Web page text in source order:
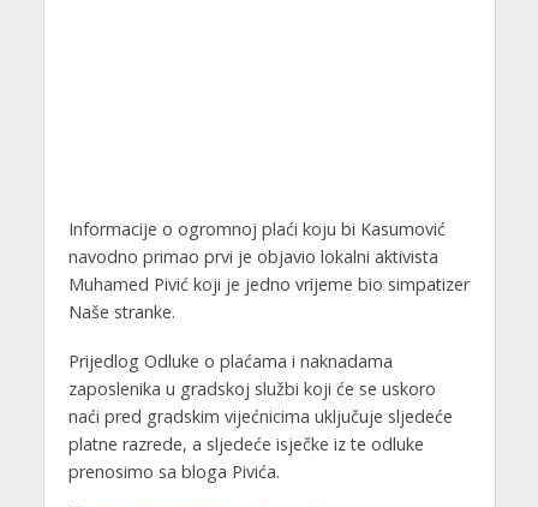
Informacije o ogromnoj plaći koju bi Kasumović
navodno primao prvi je objavio lokalni aktivista
Muhamed Pivić koji je jedno vrijeme bio simpatizer
Naše stranke.
Prijedlog Odluke o plaćama i naknadama
zaposlenika u gradskoj službi koji će se uskoro
naći pred gradskim vijećnicima uključuje sljedeće
platne razrede, a sljedeće isječke iz te odluke
prenosimo sa bloga Pivića.